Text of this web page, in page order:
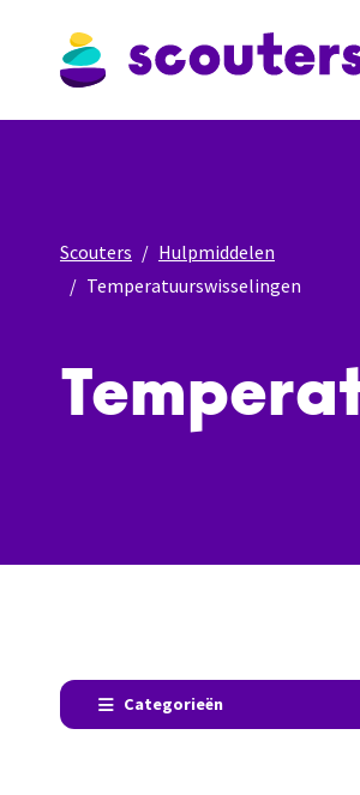
Scouters
Hulpmiddelen
Temperatuurswisselingen
Categorieën